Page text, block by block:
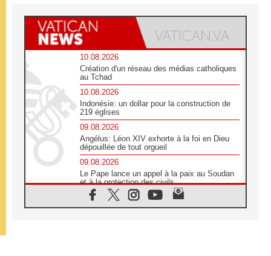
10.08.2026
Création d'un réseau des médias catholiques
au Tchad
10.08.2026
Indonésie: un dollar pour la construction de
219 églises
09.08.2026
Angélus: Léon XIV exhorte à la foi en Dieu
dépouillée de tout orgueil
09.08.2026
Le Pape lance un appel à la paix au Soudan
et à la protection des civils
09.08.2026
Déclaration d'Addis-Abeba du SCEAM sur